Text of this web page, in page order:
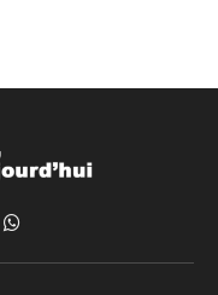
WhatsApp